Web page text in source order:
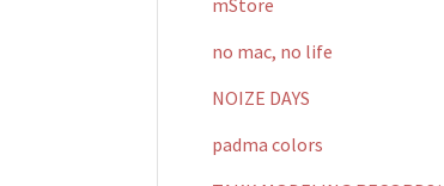
mStore
no mac, no life
NOIZE DAYS
padma colors